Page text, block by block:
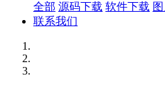
全部 源码下载 软件下载
联系我们